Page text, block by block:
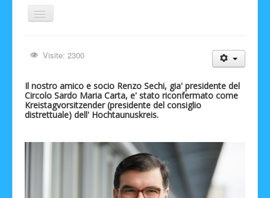
Cambia
Su di noi
Storia del Circolo
Info e link
Visite: 2300
Il nostro amico e socio Renzo Sechi, gia' presidente del
Circolo Sardo Maria Carta, e' stato riconfermato come
Kreistagvorsitzender (presidente del consiglio
distrettuale) dell' Hochtaunuskreis.